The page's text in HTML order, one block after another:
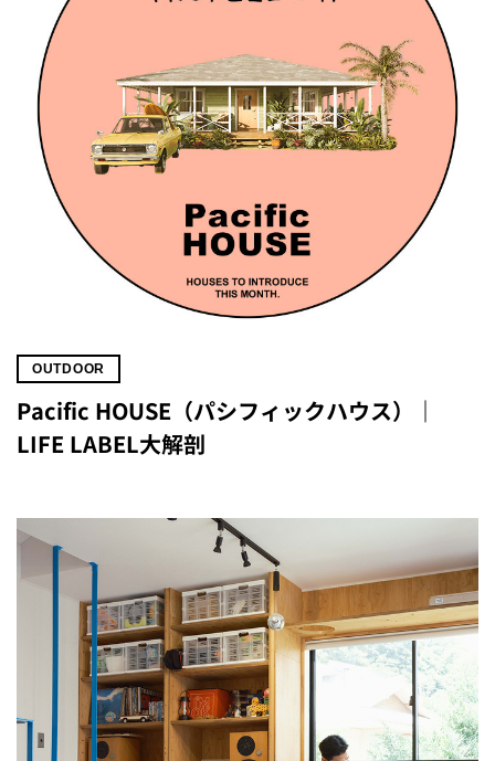
OUTDOOR
Pacific HOUSE（パシフィックハウス）｜
LIFE LABEL大解剖